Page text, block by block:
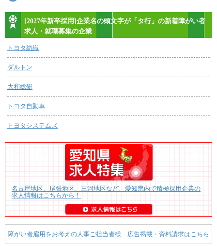
[2027年新卒採用]企業名の頭文字が「タ行」の新着障がい者
求人・就職募集の企業
トヨタ紡織
ダルトン
大和総研
トヨタ自動車
トヨタシステムズ
名古屋地区、尾張地区、三河地区など、愛知県内で積極採用企業の
求人情報はこちらから！
障がい者雇用をお考えの人事ご担当者様 広告掲載・資料請求はこちら